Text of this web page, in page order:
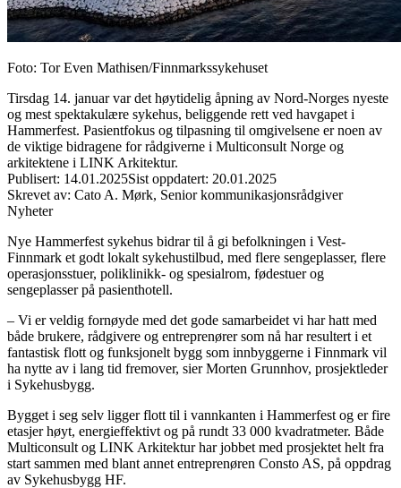
Foto: Tor Even Mathisen/Finnmarkssykehuset
Tirsdag 14. januar var det høytidelig åpning av Nord-Norges nyeste
og mest spektakulære sykehus, beliggende rett ved havgapet i
Hammerfest. Pasientfokus og tilpasning til omgivelsene er noen av
de viktige bidragene for rådgiverne i Multiconsult Norge og
arkitektene i LINK Arkitektur.
Publisert: 14.01.2025Sist oppdatert: 20.01.2025
Skrevet av: Cato A. Mørk, Senior kommunikasjonsrådgiver
Nyheter
Nye Hammerfest sykehus bidrar til å gi befolkningen i Vest-
Finnmark et godt lokalt sykehustilbud, med flere sengeplasser, flere
operasjonsstuer, poliklinikk- og spesialrom, fødestuer og
sengeplasser på pasienthotell.
– Vi er veldig fornøyde med det gode samarbeidet vi har hatt med
både brukere, rådgivere og entreprenører som nå har resultert i et
fantastisk flott og funksjonelt bygg som innbyggerne i Finnmark vil
ha nytte av i lang tid fremover, sier Morten Grunnhov, prosjektleder
i Sykehusbygg.
Bygget i seg selv ligger flott til i vannkanten i Hammerfest og er fire
etasjer høyt, energieffektivt og på rundt 33 000 kvadratmeter. Både
Multiconsult og LINK Arkitektur har jobbet med prosjektet helt fra
start sammen med blant annet entreprenøren Consto AS, på oppdrag
av Sykehusbygg HF.